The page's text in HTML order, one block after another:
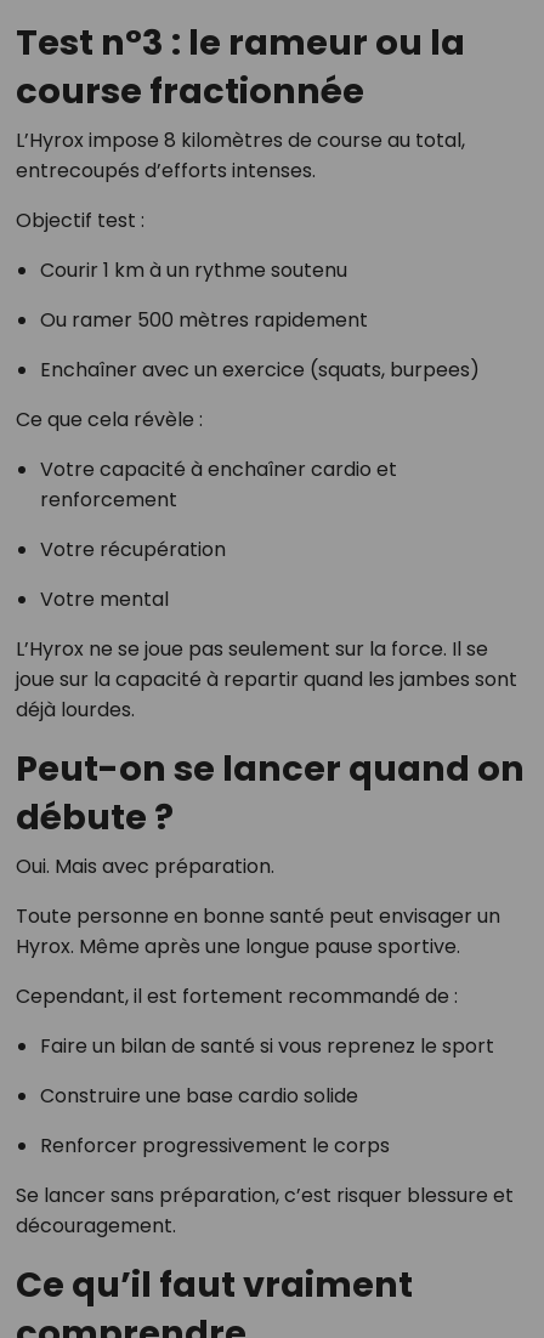
Test n°3 : le rameur ou la
course fractionnée
L’Hyrox impose 8 kilomètres de course au total,
entrecoupés d’efforts intenses.
Objectif test :
Courir 1 km à un rythme soutenu
Ou ramer 500 mètres rapidement
Enchaîner avec un exercice (squats, burpees)
Ce que cela révèle :
Votre capacité à enchaîner cardio et
renforcement
Votre récupération
Votre mental
L’Hyrox ne se joue pas seulement sur la force. Il se
joue sur la capacité à repartir quand les jambes sont
déjà lourdes.
Peut-on se lancer quand on
débute ?
Oui. Mais avec préparation.
Toute personne en bonne santé peut envisager un
Hyrox. Même après une longue pause sportive.
Cependant, il est fortement recommandé de :
Faire un bilan de santé si vous reprenez le sport
Construire une base cardio solide
Renforcer progressivement le corps
Se lancer sans préparation, c’est risquer blessure et
découragement.
Ce qu’il faut vraiment